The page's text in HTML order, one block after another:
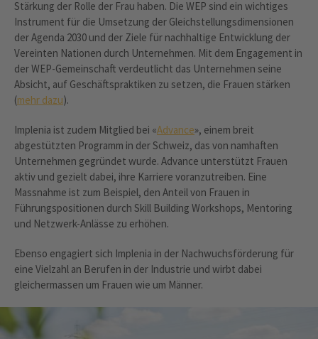
Stärkung der Rolle der Frau haben. Die WEP sind ein wichtiges
Instrument für die Umsetzung der Gleichstellungsdimensionen
der Agenda 2030 und der Ziele für nachhaltige Entwicklung der
Vereinten Nationen durch Unternehmen. Mit dem Engagement in
der WEP-Gemeinschaft verdeutlicht das Unternehmen seine
Absicht, auf Geschäftspraktiken zu setzen, die Frauen stärken
(mehr dazu).
Implenia ist zudem Mitglied bei «Advance», einem breit
abgestützten Programm in der Schweiz, das von namhaften
Unternehmen gegründet wurde. Advance unterstützt Frauen
aktiv und gezielt dabei, ihre Karriere voranzutreiben. Eine
Massnahme ist zum Beispiel, den Anteil von Frauen in
Führungspositionen durch Skill Building Workshops, Mentoring
und Netzwerk-Anlässe zu erhöhen.
Ebenso engagiert sich Implenia in der Nachwuchsförderung für
eine Vielzahl an Berufen in der Industrie und wirbt dabei
gleichermassen um Frauen wie um Männer.